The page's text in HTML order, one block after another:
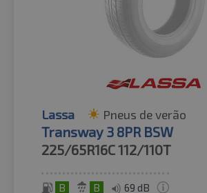
Lassa Pneus de verão
Transway 3 8PR BSW
225/65R16C112/110T
B B 69 dB